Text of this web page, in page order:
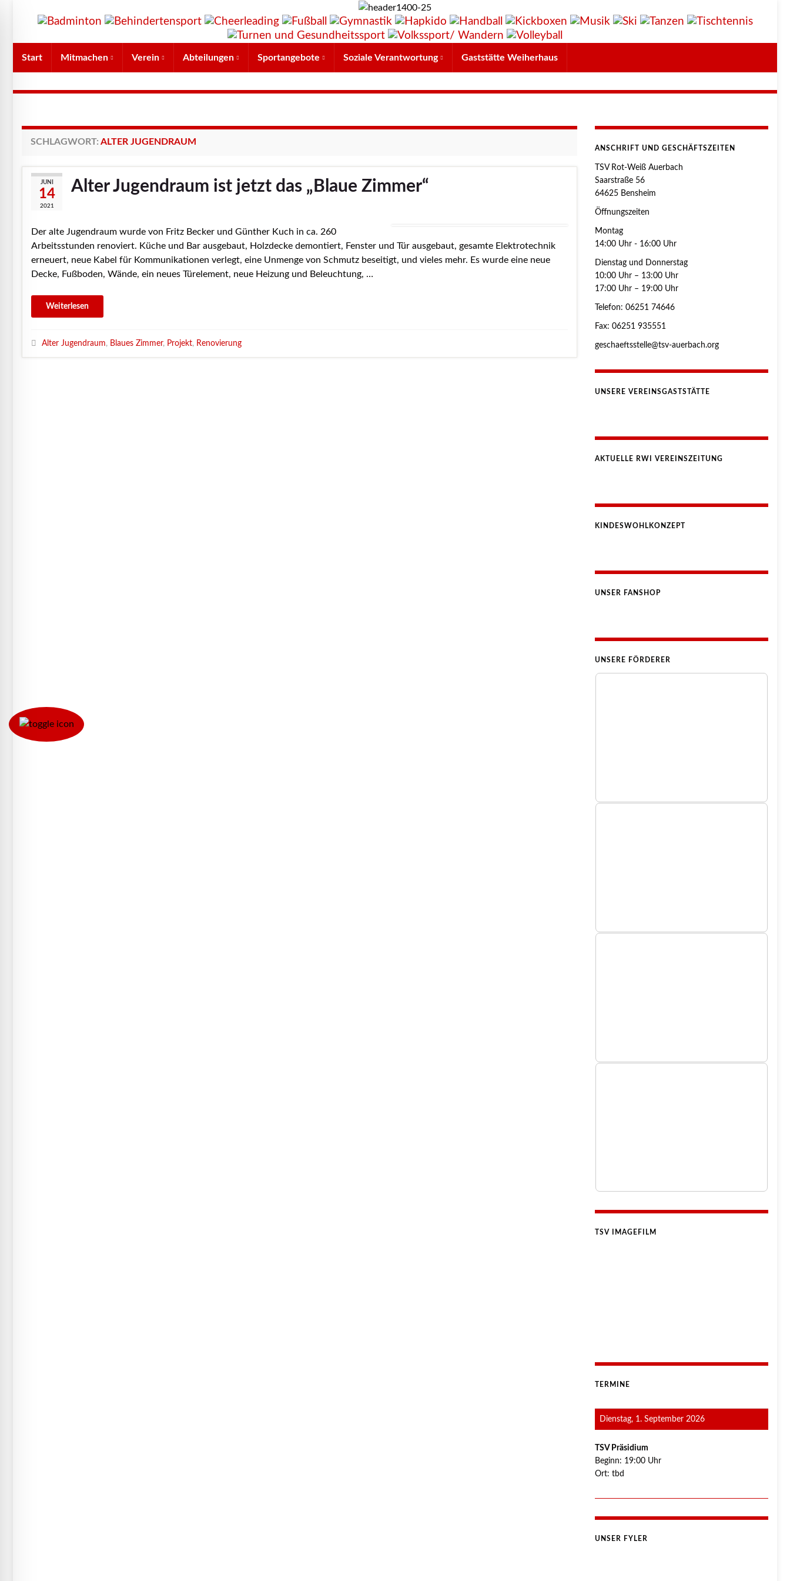
Start Mitmachen Verein Abteilungen Sportangebote Soziale Verantwortung Gaststätte Weiherhaus
SCHLAGWORT: ALTER JUGENDRAUM
JUNI
14
2021
Alter Jugendraum ist jetzt das „Blaue Zimmer“
Der alte Jugendraum wurde von Fritz Becker und Günther Kuch in ca. 260
Arbeitsstunden renoviert. Küche und Bar ausgebaut, Holzdecke demontiert, Fenster und Tür ausgebaut, gesamte Elektrotechnik
erneuert, neue Kabel für Kommunikationen verlegt, eine Unmenge von Schmutz beseitigt, und vieles mehr. Es wurde eine neue
Decke, Fußboden, Wände, ein neues Türelement, neue Heizung und Beleuchtung, …
Alter Jugendraum, Blaues Zimmer, Projekt, Renovierung
ANSCHRIFT UND GESCHÄFTSZEITEN
TSV Rot-Weiß Auerbach
Saarstraße 56
64625 Bensheim
Öffnungszeiten
Montag
14:00 Uhr - 16:00 Uhr
Dienstag und Donnerstag
10:00 Uhr – 13:00 Uhr
17:00 Uhr – 19:00 Uhr
Telefon: 06251 74646
Fax: 06251 935551
geschaeftsstelle@tsv-auerbach.org
UNSERE VEREINSGASTSTÄTTE
AKTUELLE RWI VEREINSZEITUNG
KINDESWOHLKONZEPT
UNSER FANSHOP
UNSERE FÖRDERER
TSV IMAGEFILM
TERMINE
Dienstag, 1. September 2026
TSV Präsidium
Beginn: 19:00 Uhr
Ort: tbd
UNSER FYLER